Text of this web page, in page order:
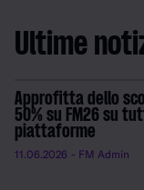
Ultime
Approfitta dello
50% su FM26 su
piattaforme
11.06.2026 - FM Admin